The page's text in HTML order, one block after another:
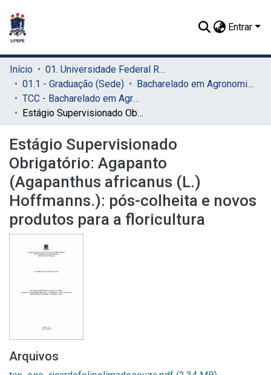
Entrar
Início
01. Universidade Federal Rural de Pernambuco - UFRPE (Sede)
01.1 - Graduação (Sede)
Bacharelado em Agronomia (Sede)
TCC - Bacharelado em Agronomia (Sede)
Estágio Supervisionado Obrigatório: Agapanto (Agapanthus africanus (L.) Hoffmanns.): pós-colheita e novos produtos para a floricultura
Estágio Supervisionado
Obrigatório: Agapanto
(Agapanthus africanus (L.)
Hoffmanns.): pós-colheita e novos
produtos para a floricultura
Arquivos